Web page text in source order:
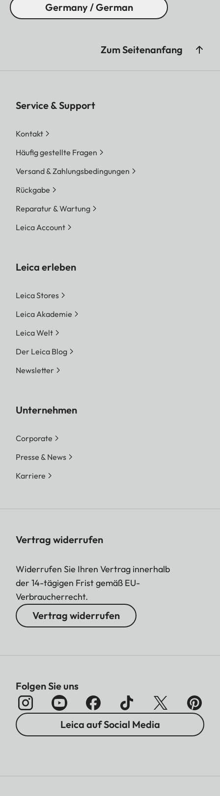
Germany / German
Zum Seitenanfang
Service & Support
Kontakt
Häufig gestellte Fragen
Versand & Zahlungsbedingungen
Rückgabe
Reparatur & Wartung
Leica Account
Leica erleben
Leica Stores
Leica Akademie
Leica Welt
Der Leica Blog
Newsletter
Unternehmen
Corporate
Presse & News
Karriere
Vertrag widerrufen
Widerrufen Sie Ihren Vertrag innerhalb
der 14-tägigen Frist gemäß EU-
Verbraucherrecht.
Vertrag widerrufen
Folgen Sie uns
Leica auf Social Media